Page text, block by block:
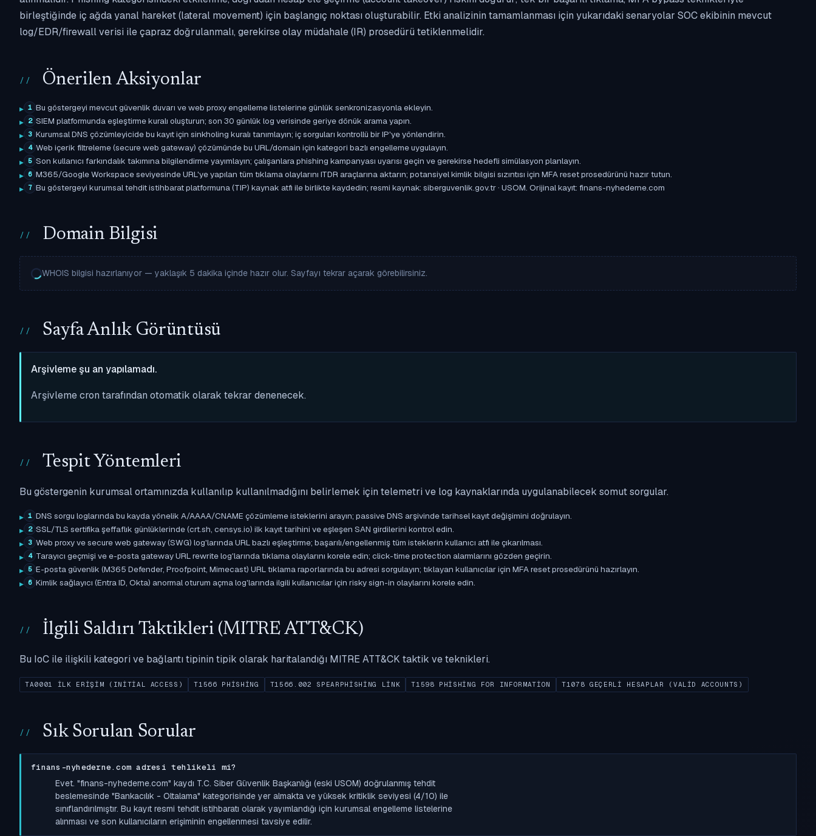
birleştiğinde iç ağda yanal hareket (lateral movement) için başlangıç noktası oluşturabilir. Etki analizinin tamamlanması için yukarıdaki senaryolar SOC ekibinin mevcut
log/EDR/firewall verisi ile çapraz doğrulanmalı, gerekirse olay müdahale (IR) prosedürü tetiklenmelidir.
Önerilen Aksiyonlar
1 Bu göstergeyi mevcut güvenlik duvarı ve web proxy engelleme listelerine günlük senkronizasyonla ekleyin.
2 SIEM platformunda eşleştirme kuralı oluşturun; son 30 günlük log verisinde geriye dönük arama yapın.
3 Kurumsal DNS çözümleyicide bu kayıt için sinkholing kuralı tanımlayın; iç sorguları kontrollü bir IP'ye yönlendirin.
4 Web içerik filtreleme (secure web gateway) çözümünde bu URL/domain için kategori bazlı engelleme uygulayın.
5 Son kullanıcı farkındalık takımına bilgilendirme yayımlayın; çalışanlara phishing kampanyası uyarısı geçin ve gerekirse hedefli simülasyon planlayın.
6 M365/Google Workspace seviyesinde URL'ye yapılan tüm tıklama olaylarını ITDR araçlarına aktarın; potansiyel kimlik bilgisi sızıntısı için MFA reset prosedürünü hazır tutun.
7 Bu göstergeyi kurumsal tehdit istihbarat platformuna (TIP) kaynak atfı ile birlikte kaydedin; resmi kaynak: siberguvenlik.gov.tr · USOM. Orijinal kayıt: finans-nyhederne.com
Domain Bilgisi
WHOIS bilgisi hazırlanıyor — yaklaşık 5 dakika içinde hazır olur. Sayfayı tekrar açarak görebilirsiniz.
Sayfa Anlık Görüntüsü
Arşivleme şu an yapılamadı.
Arşivleme cron tarafından otomatik olarak tekrar denenecek.
Tespit Yöntemleri
Bu göstergenin kurumsal ortamınızda kullanılıp kullanılmadığını belirlemek için telemetri ve log kaynaklarında uygulanabilecek somut sorgular.
1 DNS sorgu loglarında bu kayda yönelik A/AAAA/CNAME çözümleme isteklerini arayın; passive DNS arşivinde tarihsel kayıt değişimini doğrulayın.
2 SSL/TLS sertifika şeffaflık günlüklerinde (crt.sh, censys.io) ilk kayıt tarihini ve eşleşen SAN girdilerini kontrol edin.
3 Web proxy ve secure web gateway (SWG) log'larında URL bazlı eşleştirme; başarılı/engellenmiş tüm isteklerin kullanıcı atfı ile çıkarılması.
4 Tarayıcı geçmişi ve e-posta gateway URL rewrite log'larında tıklama olaylarını korele edin; click-time protection alarmlarını gözden geçirin.
5 E-posta güvenlik (M365 Defender, Proofpoint, Mimecast) URL tıklama raporlarında bu adresi sorgulayın; tıklayan kullanıcılar için MFA reset prosedürünü hazırlayın.
6 Kimlik sağlayıcı (Entra ID, Okta) anormal oturum açma log'larında ilgili kullanıcılar için risky sign-in olaylarını korele edin.
İlgili Saldırı Taktikleri (MITRE ATT&CK)
Bu IoC ile ilişkili kategori ve bağlantı tipinin tipik olarak haritalandığı MITRE ATT&CK taktik ve teknikleri.
TA0001 İLK ERIŞIM (INITIAL ACCESS) T1566 PHISHING T1566.002 SPEARPHISHING LINK T1598 PHISHING FOR INFORMATION T1078 GEÇERLI HESAPLAR (VALID ACCOUNTS)
Sık Sorulan Sorular
finans-nyhederne.com adresi tehlikeli mi?
Evet. "finans-nyhederne.com" kaydı T.C. Siber Güvenlik Başkanlığı (eski USOM) doğrulanmış tehdit
beslemesinde "Bankacılık - Oltalama" kategorisinde yer almakta ve yüksek kritiklik seviyesi (4/10) ile
sınıflandırılmıştır. Bu kayıt resmi tehdit istihbaratı olarak yayımlandığı için kurumsal engelleme listelerine
alınması ve son kullanıcıların erişiminin engellenmesi tavsiye edilir.